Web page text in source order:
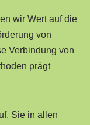
wir Wert auf die
von
Verbindung von
prägt
Sie in allen